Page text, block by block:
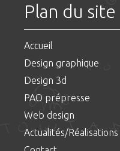
Plan du site
Accueil
Design graphique
Design 3d
PAO prépresse
Web design
Actualités/Réalisations